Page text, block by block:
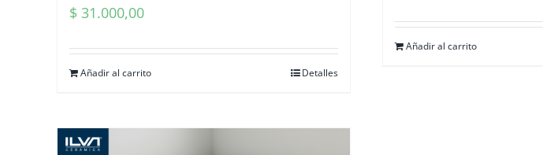
$ 31.000,00
Añadir al carrito Detalles
Añadir al carrito